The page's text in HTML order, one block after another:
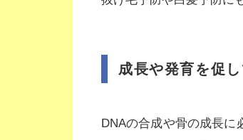
成長や発育を促
DNAの合成や骨の成長に